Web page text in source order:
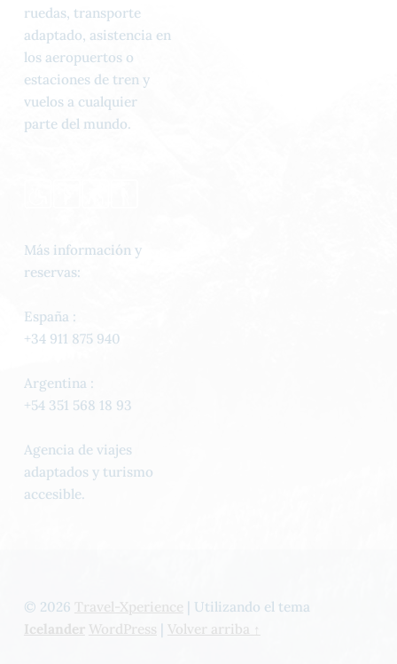
ruedas, transporte
adaptado, asistencia en
los aeropuertos o
estaciones de tren y
vuelos a cualquier
parte del mundo.
Más información y
reservas:
España :
+34 911 875 940
Argentina :
+54 351 568 18 93
Agencia de viajes
adaptados y turismo
accesible.
© 2026 Travel-Xperience
Utilizando el tema
Icelander WordPress Volver arriba ↑